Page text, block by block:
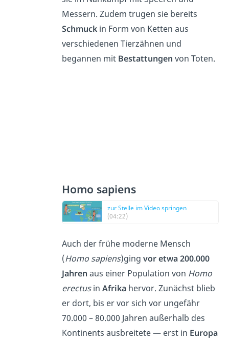
Messern. Zudem trugen sie bereits
Schmuck in Form von Ketten aus
verschiedenen Tierzähnen und
begannen mit Bestattungen von Toten.
Homo sapiens
zur Stelle im Video springen
(04:22)
Auch der frühe moderne Mensch
(Homo sapiens)gingvor etwa 200.000
Jahren aus einer Population von Homo
erectusinAfrika hervor. Zunächst blieb
er dort, bis er vor sich vor ungefähr
70.000 – 80.000 Jahren außerhalb des
Kontinents ausbreitete — erst in Europa